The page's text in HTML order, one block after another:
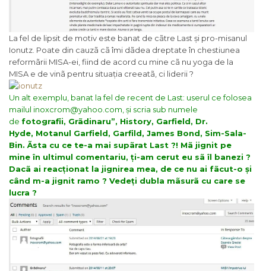
La fel de lipsit de motiv este banat de cãtre Last și pro-misanul
Ionutz. Poate din cauzã cã îmi dãdea dreptate în chestiunea
reformãrii MISA-ei, fiind de acord cu mine cã nu yoga de la
MISA e de vinã pentru situația creeatã, ci liderii ?
Un alt exemplu, banat la fel de recent de Last: userul ce folosea
mailul inoxcrom@yahoo.com, și scria sub numele
de fotografii, Grãdinaru”, History, Garfield, Dr.
Hyde, Motanul Garfield, Garfild, James Bond, Sim-Sala-
Bin. Ãsta cu ce te-a mai supãrat Last ?! Mã jignit pe
mine în ultimul comentariu, ți-am cerut eu sã îl banezi ?
Dacã ai reacționat la jignirea mea, de ce nu ai fãcut-o și
când m-a jignit ramo ? Vedeți dubla mãsurã cu care se
lucra ?